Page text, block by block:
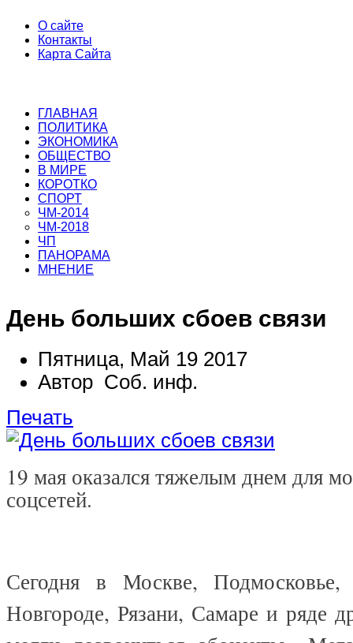
О сайте
Контакты
Карта Сайта
ГЛАВНАЯ
ПОЛИТИКА
ЭКОНОМИКА
ОБЩЕСТВО
В МИРЕ
КОРОТКО
СПОРТ
ЧМ-2014
ЧМ-2018
ЧП
ПАНОРАМА
МНЕНИЕ
День больших сбоев связи
Пятница, Май 19 2017
Автор Соб. инф.
Печать
19 мая оказался тяжелым днем для
соцсетей.
Сегодня в Москве,
Новгороде, Рязани, Самаре и ряде